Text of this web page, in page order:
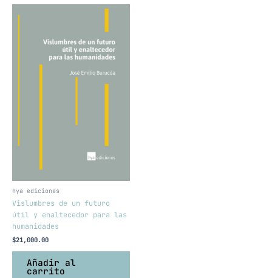
hya ediciones
Vislumbres de un futuro
útil y enaltecedor para las
humanidades
$21,000.00
Añadir al
carrito